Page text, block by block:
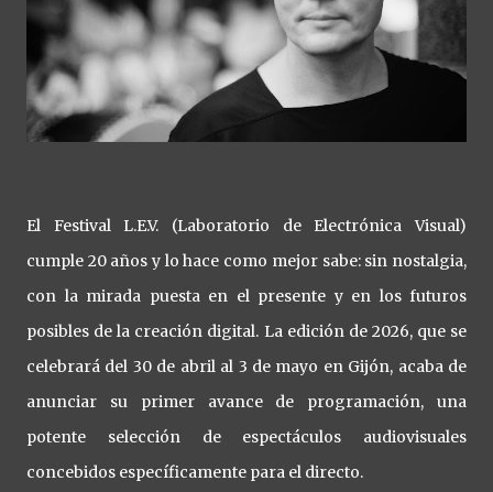
El Festival L.E.V. (Laboratorio de Electrónica Visual)
cumple 20 años y lo hace como mejor sabe: sin nostalgia,
con la mirada puesta en el presente y en los futuros
posibles de la creación digital. La edición de 2026, que se
celebrará del 30 de abril al 3 de mayo en Gijón, acaba de
anunciar su primer avance de programación, una
potente selección de espectáculos audiovisuales
concebidos específicamente para el directo.